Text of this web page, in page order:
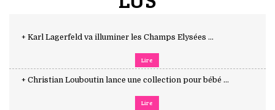
+ Karl Lagerfeld va illuminer les Champs Elysées ...
Lire
+ Christian Louboutin lance une collection pour bébé ...
Lire